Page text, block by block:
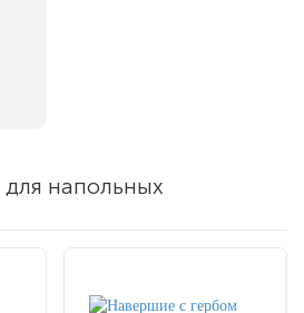
напольных